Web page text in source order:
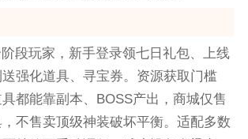
段玩家，新手登录领七日礼包、上线
强化道具、寻宝券。资源获取门槛
都能靠副本、BOSS产出，商城仅售
不售卖顶级神装破坏平衡。适配多数